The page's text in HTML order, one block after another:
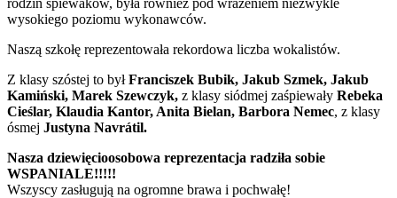
wysokiego poziomu wykonawców.
Naszą szkołę reprezentowała rekordowa liczba wokalistów.
Z klasy szóstej to byłFranciszek Bubik, Jakub Szmek, Jakub
Kamiński, Marek Szewczyk, z klasy siódmej zaśpiewały Rebeka
Cieślar, Klaudia Kantor, Anita Bielan, Barbora Nemec, z klasy
ósmej Justyna Navrátil.
Nasza dziewięcioosobowa reprezentacja radziła sobie
WSPANIALE!!!!!
Wszyscy zasługują na ogromne brawa i pochwałę!